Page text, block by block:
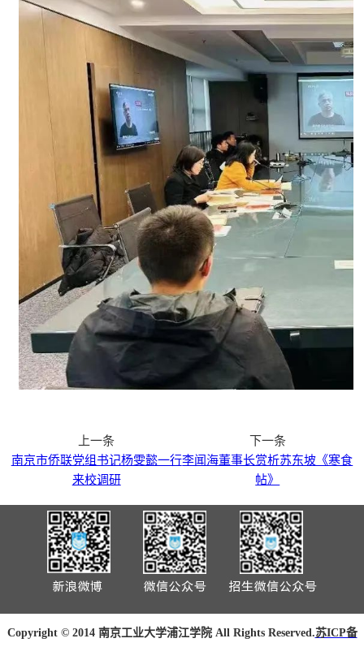
上一条
南京市侨联党组书记杨雯懿一行
来校调研
下一条
李闻海董事长赏析苏东坡《寒食
帖》
Copyright © 2014 南京工业大学浦江学院 All Rights Reserved.苏ICP备